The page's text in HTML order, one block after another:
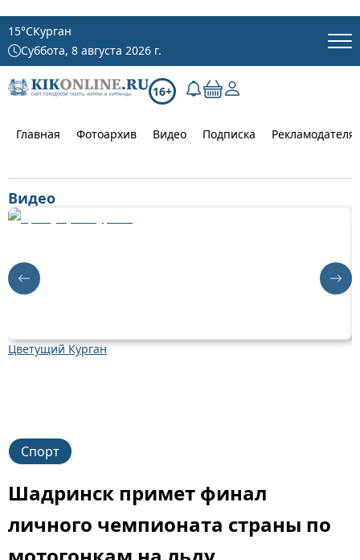
15°CКурган
Суббота, 8 августа 2026 г.
16+
Главная Фотоархив Видео Подписка
Видео
Цветущий Курган
Спорт
Шадринск примет финал
личного чемпионата страны по